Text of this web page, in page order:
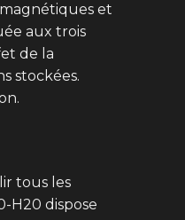
et
aux trois
de la
stockées.
tous les
H20 dispose